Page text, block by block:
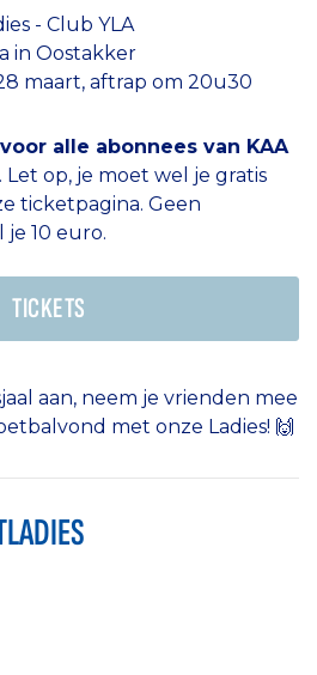
- Club YLA
in Oostakker
maart, aftrap om 20u30
alle abonnees van KAA
. Let op, je moet wel je gratis
ticketpagina. Geen
je 10 euro.
TICKETS
aan, neem je vrienden mee
met onze Ladies! 🙌